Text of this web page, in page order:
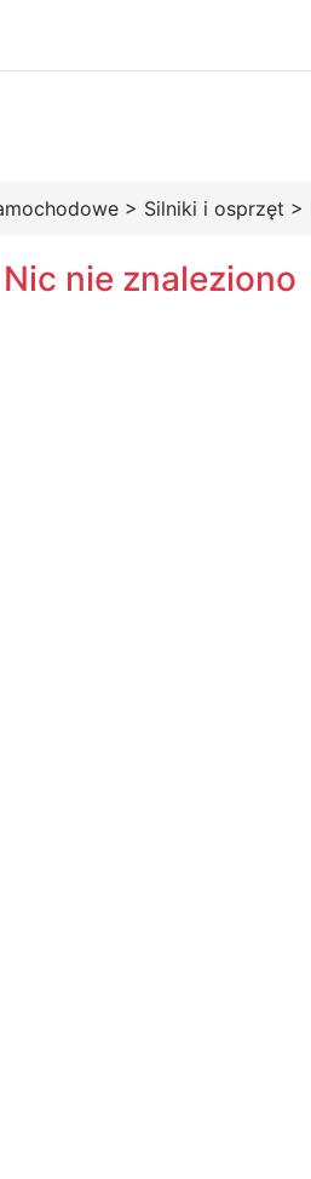
> Silniki i osprzęt >
Nic nie znaleziono